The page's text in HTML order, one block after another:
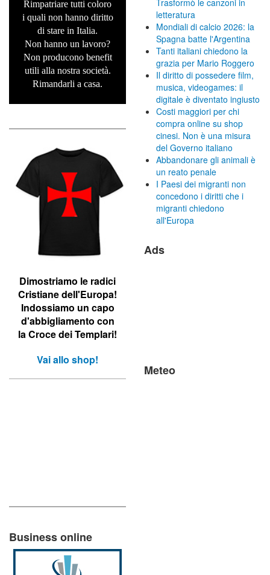
Rimpatriare tutti coloro
i quali non hanno diritto
di stare in Italia.
Non hanno un lavoro?
Non producono benefit
utili alla nostra società.
Rimandarli a casa.
Dimostriamo le radici
Cristiane dell'Europa!
Indossiamo un capo
d'abbigliamento con
la Croce dei Templari!
Vai allo shop!
Business online
Trasformò le canzoni in
letteratura
Mondiali di calcio 2026: la
Spagna batte l'Argentina
Tanti italiani chiedono la
grazia per Mario Roggero
Il diritto di possedere film,
musica, videogames: il
digitale è diventato ingiusto
Costi maggiori per chi
compra online su shop
cinesi. Non è una misura
del Governo italiano
Abbandonare gli animali è
un reato penale
I Paesi dei migranti non
concedono i diritti che i
migranti chiedono
all'Europa
Ads
Meteo